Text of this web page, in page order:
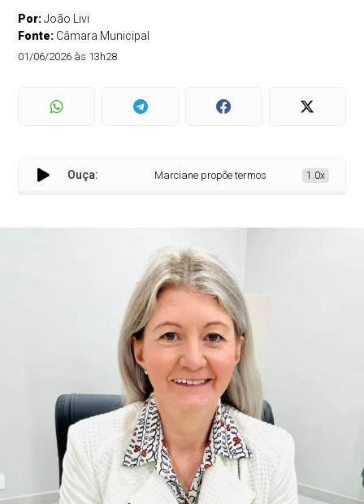
Por:João Livi
Fonte: Câmara Municipal
01/06/2026 às 13h28
Ouça: Marciane propõe termos de parceria entre
1.0x